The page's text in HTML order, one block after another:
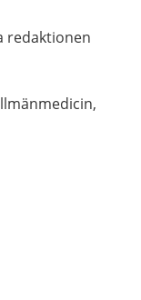
redaktionen